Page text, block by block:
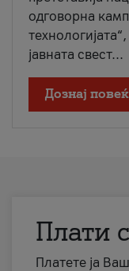
одговорна
јавната свест...
Дознај
Плати
Платете ја